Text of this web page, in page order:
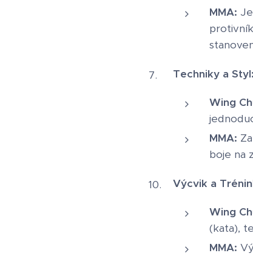
MMA:
Techniky a Styl:
Wing
MMA:
boje na
Výcvik a
Wing
(kata),
MMA: